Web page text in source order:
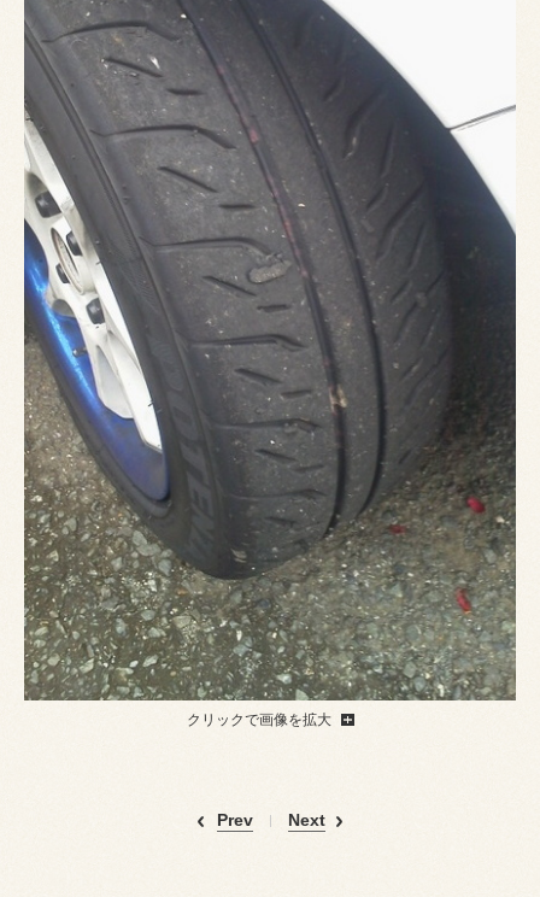
クリックで画像を拡大
Prev Next